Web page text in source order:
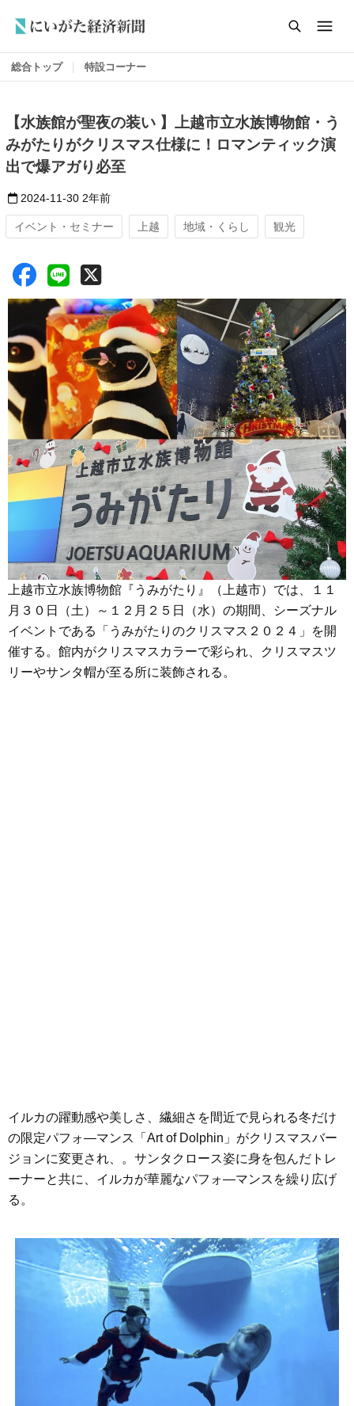
総合トップ 特設コーナー
【水族館が聖夜の装い 】上越市立水族博物館・う
みがたりがクリスマス仕様に！ロマンティック演
出で爆アガり必至
2024-11-30 2年前
イベント・セミナー 上越 地域・くらし 観光
上越市立水族博物館『うみがたり』（上越市）では、１１
月３０日（土）～１２月２５日（水）の期間、シーズナル
イベントである「うみがたりのクリスマス２０２４」を開
催する。館内がクリスマスカラーで彩られ、クリスマスツ
リーやサンタ帽が至る所に装飾される。
イルカの躍動感や美しさ、繊細さを間近で見られる冬だけ
の限定パフォ―マンス「Art of Dolphin」がクリスマスバー
ジョンに変更され、。サンタクロース姿に身を包んだトレ
ーナーと共に、イルカが華麗なパフォ―マンスを繰り広げ
る。